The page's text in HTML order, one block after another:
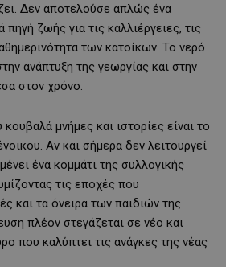
Δεν αποτελούσε απλώς ένα
ζωής για τις καλλιέργειες, τις
των κατοίκων. Το νερό
ανάπτυξη της γεωργίας και στην
στον χρόνο.
μνήμες και ιστορίες είναι το
Αν και σήμερα δεν λειτουργεί
ένα κομμάτι της συλλογικής
τις εποχές που
και τα όνειρα των παιδιών της
πλέον στεγάζεται σε νέο και
που καλύπτει τις ανάγκες της νέας